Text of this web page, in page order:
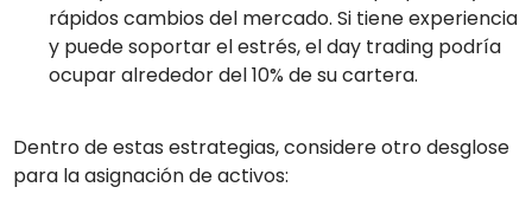
rápidos cambios del mercado. Si tiene experiencia
y puede soportar el estrés, el day trading podría
ocupar alrededor del 10% de su cartera.
Dentro de estas estrategias, considere otro desglose
para la asignación de activos: